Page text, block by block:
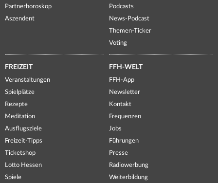
Partnerhoroskop
Aszendent
Podcasts
News-Podcast
Themen-Ticker
Voting
FREIZEIT
Veranstaltungen
Spielplätze
Rezepte
Meditation
Ausflugsziele
Freizeit-Tipps
Ticketshop
Lotto Hessen
Spiele
FFH-WELT
FFH-App
Newsletter
Kontakt
Frequenzen
Jobs
Führungen
Presse
Radiowerbung
Weiterbildung